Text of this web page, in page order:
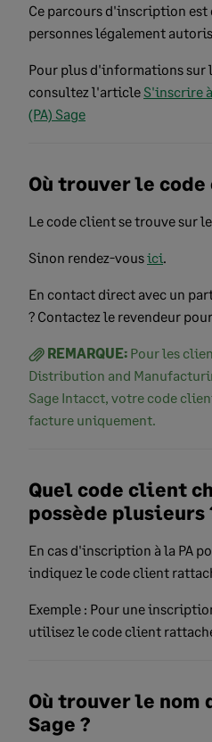
Ce parcours d'inscription est
personnes légalement
Pour plus d'informations sur
consultez l'articleS'inscrire
(PA) Sage
Où trouver le
Le code client se trouve sur
Sinon rendez-vousici.
En contact direct avec un
? Contactez le revendeur
REMARQUE: Pour les
Distribution and
Sage Intacct, votre code
facture uniquement.
Quel code client
possède plusieurs
En cas d'inscription à la PA
indiquez le code client
Exemple : Pour une
utilisez le code client
Où trouver le
Sage ?